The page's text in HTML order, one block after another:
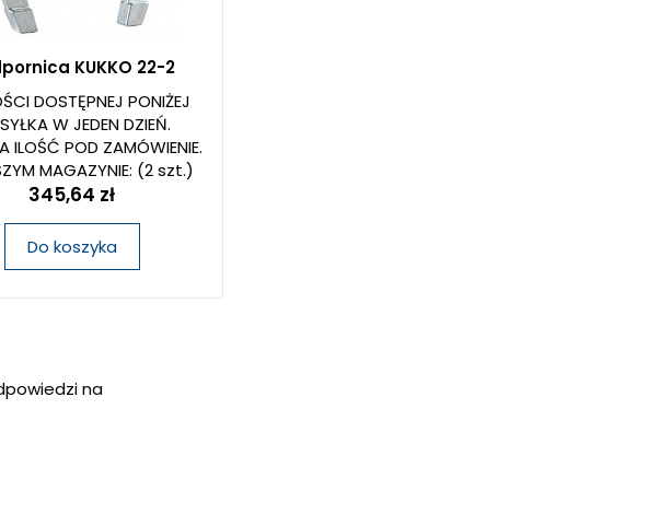
KUKKO 22-2
DOSTĘPNEJ PONIŻEJ
W JEDEN DZIEŃ.
ILOŚĆ POD ZAMÓWIENIE.
MAGAZYNIE: (2 szt.)
345,64 zł
Do koszyka
na